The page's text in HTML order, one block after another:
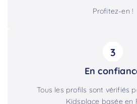
Profitez-en !
3
En
Tous les profils sont vérifiés
Kidsplace basée en